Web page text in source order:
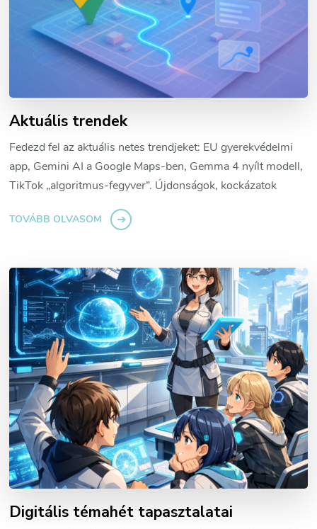
Aktuális trendek
Fedezd fel az aktuális netes trendjeket: EU gyerekvédelmi
app, Gemini AI a Google Maps-ben, Gemma 4 nyílt modell,
TikTok „algoritmus-fegyver”. Újdonságok, kockázatok
TOVÁBB OLVASOM
Digitális témahét tapasztalatai